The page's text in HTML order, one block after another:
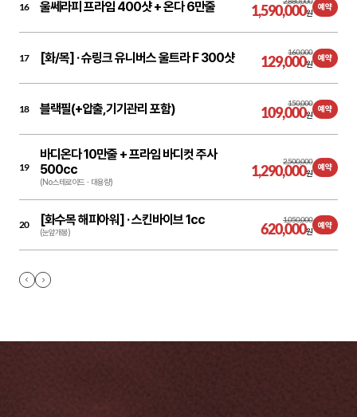
16 울쎄라피 프라임 400샷 + 온다 6만줄 1,590,000원
예약
17 [화/목] ·슈링크 유니버스 울트라 F 300샷 160,000
129,000원
예약
18 블랙필(+압출,기기관리 포함) 150,000
109,000원
예약
19
바디온다 10만줄 + 프라임 바디컷 주사
500cc
(No 스테로이드ㆍ대용량)
2,500,000
1,290,000원
예약
20 [화수목 해피아워] ·스킨바이브 1cc
(눈앞개봉)
1,050,000
620,000원
예약